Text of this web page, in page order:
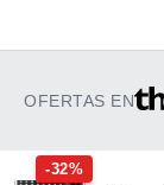
OFERTAS EN
-32%